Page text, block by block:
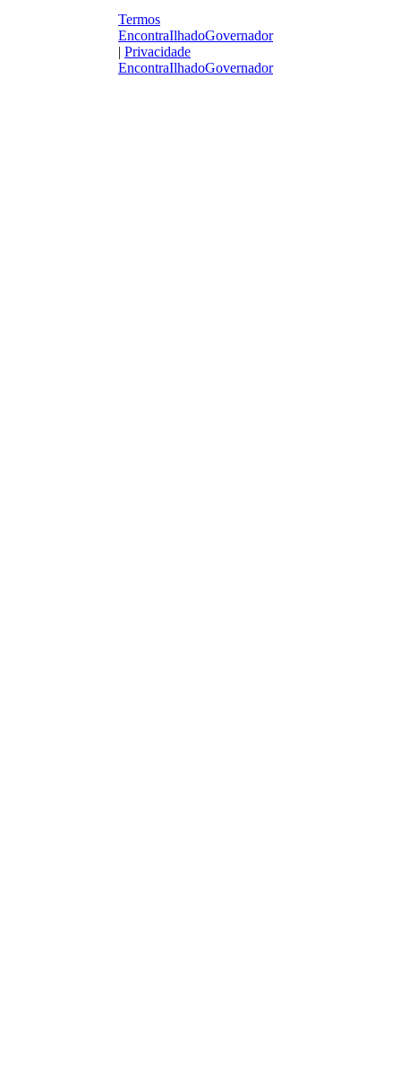
Termos
EncontraIlhadoGovernador
| Privacidade
EncontraIlhadoGovernador